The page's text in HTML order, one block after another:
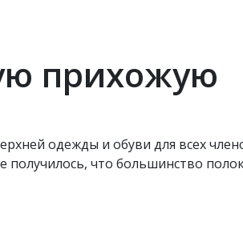
прихожую
одежды и обуви для всех
что большинство полок